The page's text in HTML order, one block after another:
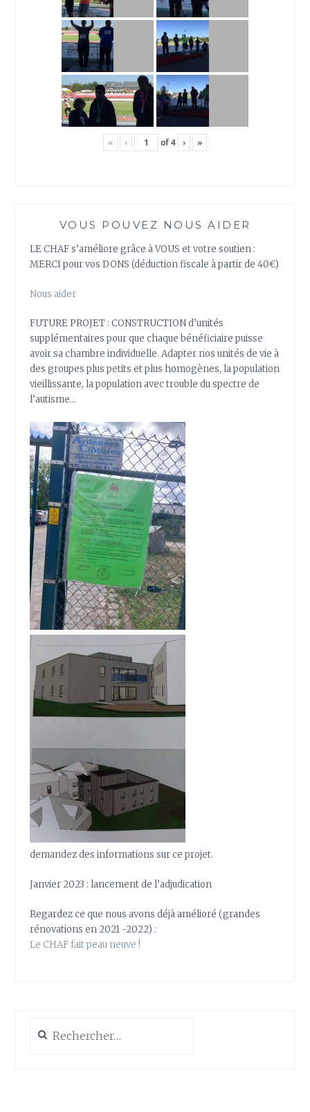
« ‹ of4 › »
VOUS POUVEZ NOUS AIDER
LE CHAF s’améliore grâce à VOUS et votre soutien :
MERCI pour vos DONS (déduction fiscale à partir de 40€)
Nous aider
FUTURE PROJET : CONSTRUCTION d’unités
supplémentaires pour que chaque bénéficiaire puisse
avoir sa chambre individuelle. Adapter nos unités de vie à
des groupes plus petits et plus homogènes, la population
vieillissante, la population avec trouble du spectre de
l’autisme…
demandez des informations sur ce projet.
Janvier 2023 : lancement de l’adjudication
Regardez ce que nous avons déjà amélioré (grandes
rénovations en 2021 -2022) :
Le CHAF fait peau neuve !